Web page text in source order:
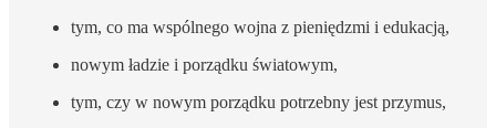
tym, co ma wspólnego wojna z pieniędzmi i edukacją,
nowym ładzie i porządku światowym,
tym, czy w nowym porządku potrzebny jest przymus,